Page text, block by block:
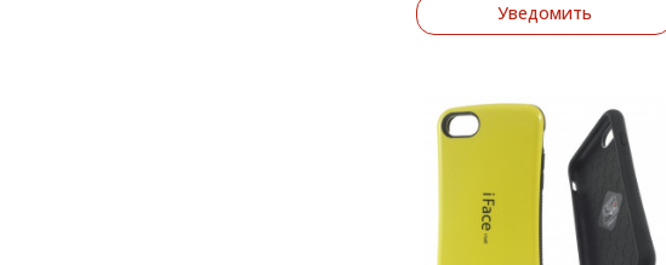
Уведомить